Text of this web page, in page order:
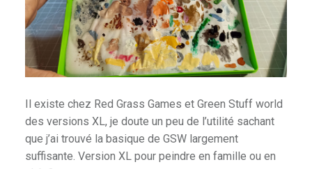
Il existe chez Red Grass Games et Green Stuff world
des versions XL, je doute un peu de l’utilité sachant
que j’ai trouvé la basique de GSW largement
suffisante. Version XL pour peindre en famille ou en